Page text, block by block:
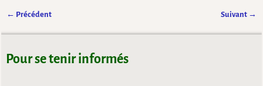
← Précédent Suivant →
Pour se tenir informés